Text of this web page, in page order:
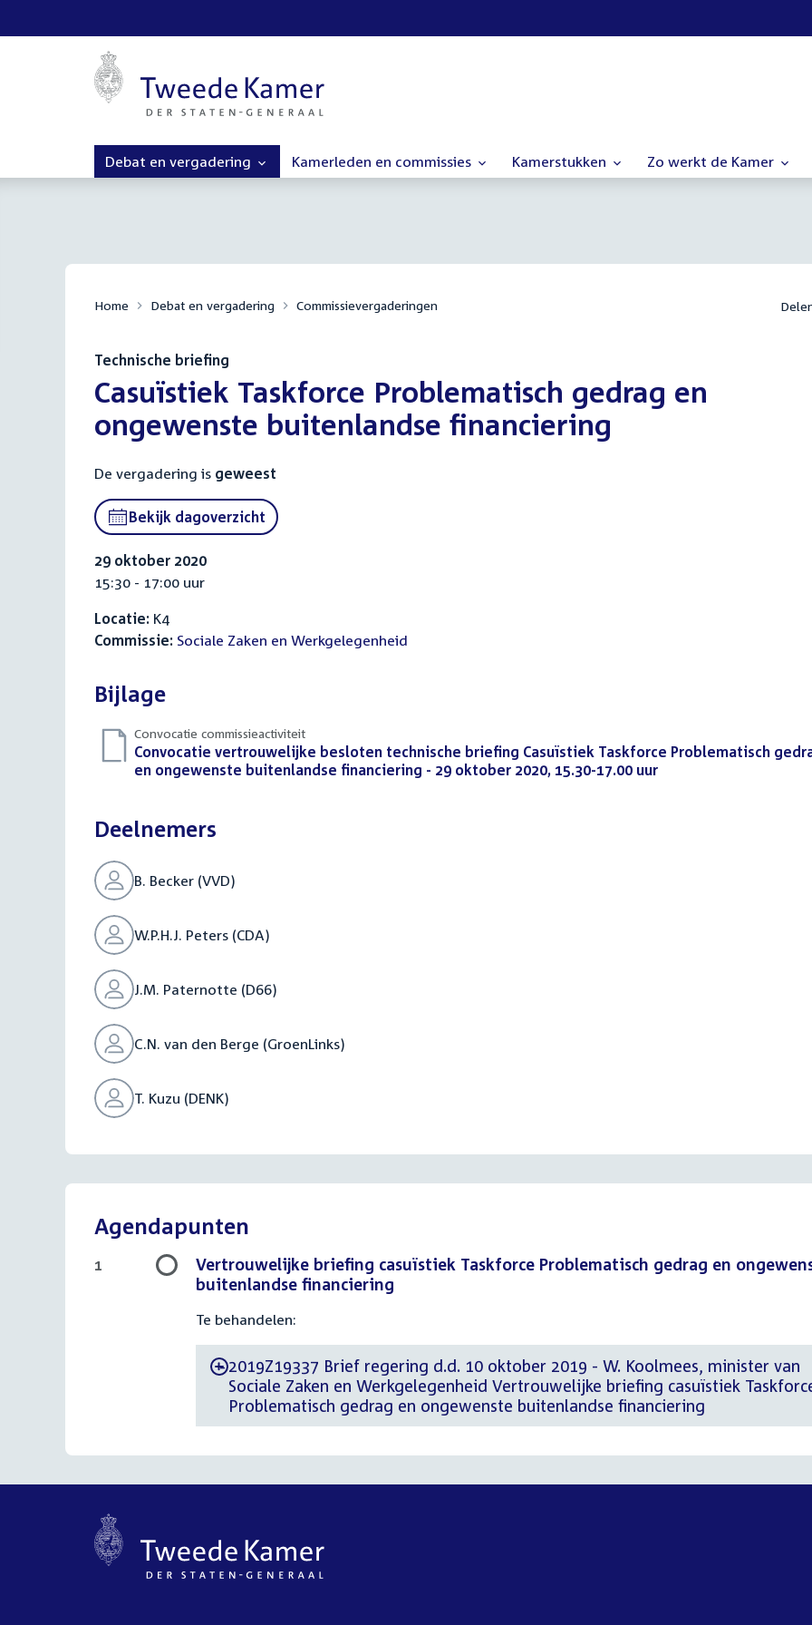
Debat en vergadering Kamerleden en commissies Kamerstukken Zo werkt de Kamer
Home Debat en vergadering Commissievergaderingen
Technische briefing
:Casuïstiek Taskforce Problematisch gedrag en
ongewenste buitenlandse financiering
De vergadering is geweest
Bekijk dagoverzicht
29 oktober 2020
15:30 - 17:00 uur
Locatie: K4
Commissie: Sociale Zaken en Werkgelegenheid
Bijlage
Convocatie commissieactiviteit
Download
bestand:
Convocatie vertrouwelijke besloten technische briefing Casuïstiek Taskforce Problematisch
en ongewenste buitenlandse financiering - 29 oktober 2020, 15.30-17.00 uur
Deelnemers
B. Becker (VVD)
W.P.H.J. Peters (CDA)
J.M. Paternotte (D66)
C.N. van den Berge (GroenLinks)
T. Kuzu (DENK)
Agendapunten
Vertrouwelijke briefing casuïstiek Taskforce Problematisch gedrag en
buitenlandse financiering
Te behandelen:
-2019Z19337 Brief regering d.d. 10 oktober 2019 - W. Koolmees, minister van
Sociale Zaken en Werkgelegenheid Vertrouwelijke briefing casuïstiek
Problematisch gedrag en ongewenste buitenlandse financiering
1